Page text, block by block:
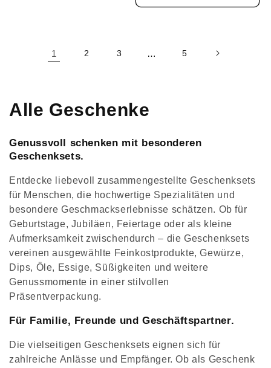
1 2 3 … 5
K
t
e
g
o
r
i
e
:
Alle Geschenke
Genussvoll schenken mit besonderen
Geschenksets.
Entdecke liebevoll zusammengestellte Geschenksets
für Menschen, die hochwertige Spezialitäten und
besondere Geschmackserlebnisse schätzen. Ob für
Geburtstage, Jubiläen, Feiertage oder als kleine
Aufmerksamkeit zwischendurch – die Geschenksets
vereinen ausgewählte Feinkostprodukte, Gewürze,
Dips, Öle, Essige, Süßigkeiten und weitere
Genussmomente in einer stilvollen
Präsentverpackung.
Für Familie, Freunde und Geschäftspartner.
Die vielseitigen Geschenksets eignen sich für
zahlreiche Anlässe und Empfänger. Ob als Geschenk